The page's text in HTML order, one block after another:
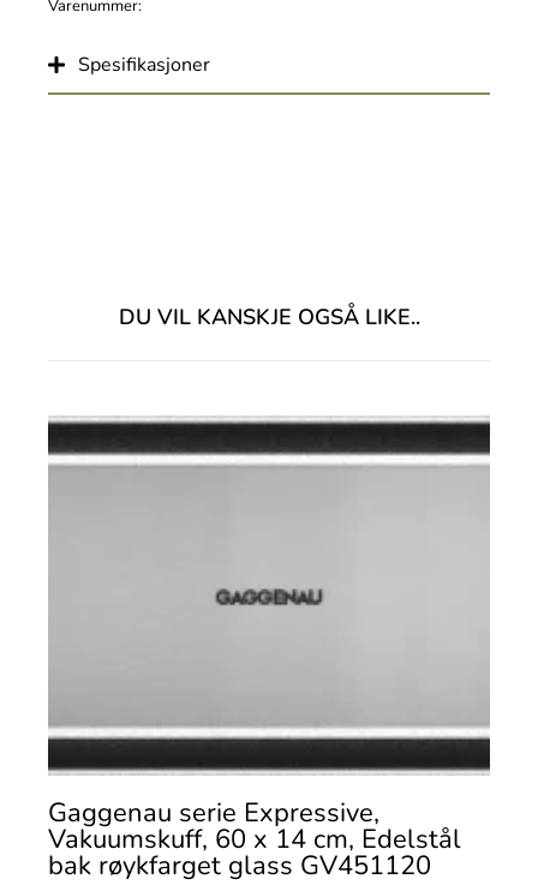
Varenummer:
Spesifikasjoner
DU VIL KANSKJE OGSÅ LIKE..
Gaggenau serie Expressive,
Vakuumskuff, 60 x 14 cm, Edelstål
bak røykfarget glass GV451120